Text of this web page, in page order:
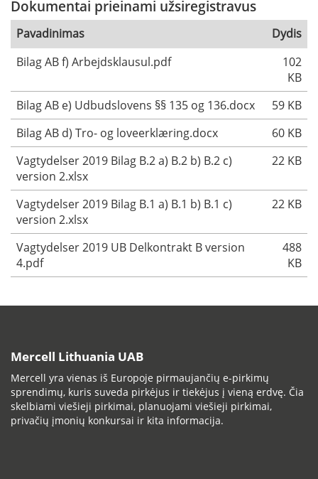
Dokumentai prieinami užsiregistravus
Pavadinimas
Dydis
Bilag AB f) Arbejdsklausul.pdf
102
KB
Bilag AB e) Udbudslovens §§ 135 og 136.docx
59 KB
Bilag AB d) Tro- og loveerklæring.docx
60 KB
Vagtydelser 2019 Bilag B.2 a) B.2 b) B.2 c)
version 2.xlsx
22 KB
Vagtydelser 2019 Bilag B.1 a) B.1 b) B.1 c)
version 2.xlsx
22 KB
Vagtydelser 2019 UB Delkontrakt B version
4.pdf
488
KB
Mercell Lithuania UAB
Mercell yra vienas iš Europoje pirmaujančių e-pirkimų
sprendimų, kuris suveda pirkėjus ir tiekėjus į vieną erdvę. Čia
skelbiami viešieji pirkimai, planuojami viešieji pirkimai,
privačių įmonių konkursai ir kita informacija.